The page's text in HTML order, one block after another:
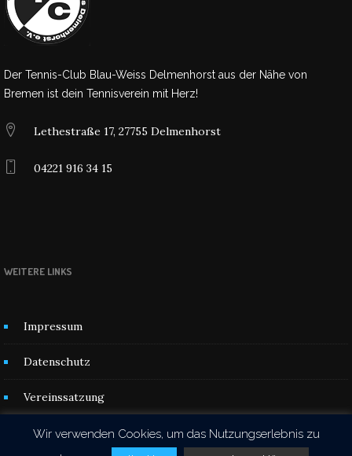
Der Tennis-Club Blau-Weiss Delmenhorst aus der Nähe von
Bremen ist dein Tennisverein mit Herz!
Lethestraße 17, 27755 Delmenhorst
04221 916 34 15
WEITERE LINKS
Impressum
Datenschutz
Vereinssatzung
Kontakt
Wir verwenden Cookies, um das Nutzungserlebnis zu